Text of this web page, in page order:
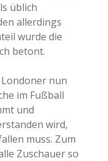
üblich
allerdings
wurde die
betont.
nun
im Fußball
und
wird,
muss. Zum
Zuschauer so